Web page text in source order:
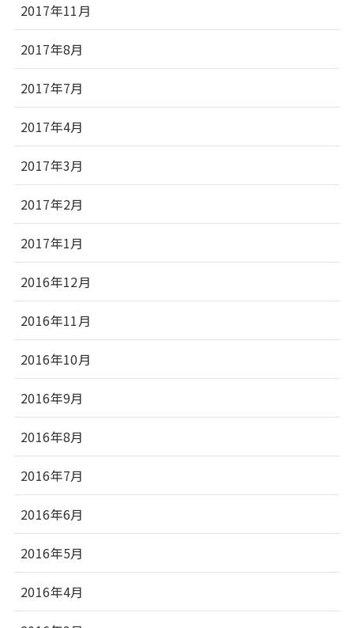
2017年11月
2017年8月
2017年7月
2017年4月
2017年3月
2017年2月
2017年1月
2016年12月
2016年11月
2016年10月
2016年9月
2016年8月
2016年7月
2016年6月
2016年5月
2016年4月